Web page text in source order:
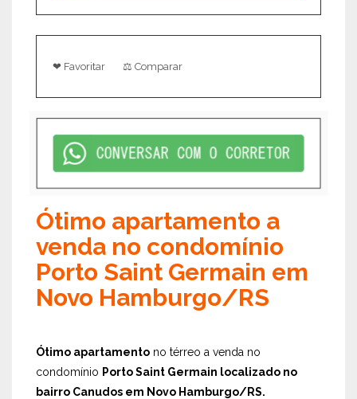
❤ Favoritar ⚖ Comparar
Ótimo apartamento a
venda no condomínio
Porto Saint Germain em
Novo Hamburgo/RS
Ótimo apartamento no térreo a venda no
condomínio Porto Saint Germain localizado no
bairro Canudos em Novo Hamburgo/RS.